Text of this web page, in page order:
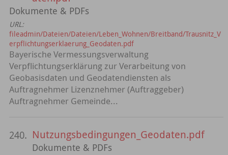
Dokumente & PDFs
URL:
fileadmin/Dateien/Dateien/Leben_Wohnen/Breitband/Trausnitz_V
erpflichtungserklaerung_Geodaten.pdf
Bayerische Vermessungsverwaltung
Verpflichtungserklärung zur Verarbeitung von
Geobasisdaten und Geodatendiensten als
Auftragnehmer Lizenznehmer (Auftraggeber)
Auftragnehmer Gemeinde...
240. Nutzungsbedingungen_Geodaten.pdf
Dokumente & PDFs